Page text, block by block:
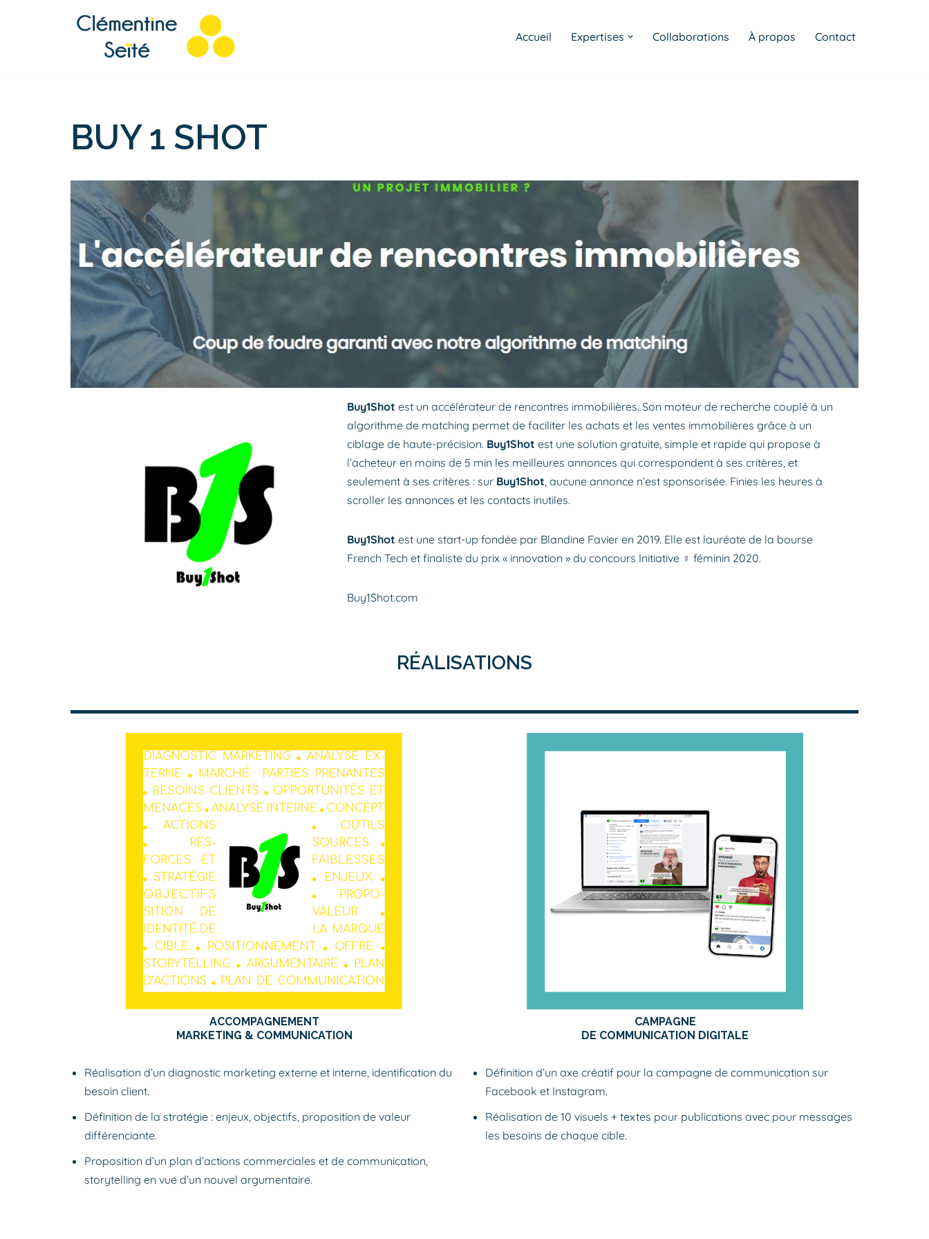
Accueil Expertises Collaborations À propos Contact
BUY 1 SHOT
Buy1Shot est un accélérateur de rencontres immobilières. Son moteur de recherche couplé à un
algorithme de matching permet de faciliter les achats et les ventes immobilières grâce à un
ciblage de haute-précision. Buy1Shot est une solution gratuite, simple et rapide qui propose à
l’acheteur en moins de 5 min les meilleures annonces qui correspondent à ses critères, et
seulement à ses critères : sur Buy1Shot , aucune annonce n’est sponsorisée. Finies les heures à
scroller les annonces et les contacts inutiles.
Buy1Shot est une start-up fondée par Blandine Favier en 2019. Elle est lauréate de la bourse
French Tech et finaliste du prix « innovation » du concours Initiative ♀ féminin 2020.
Buy1Shot.com
RÉALISATIONS
ACCOMPAGNEMENT
MARKETING & COMMUNICATION
Réalisation d’un diagnostic marketing externe et interne, identification du
besoin client.
Définition de la stratégie : enjeux, objectifs, proposition de valeur
différenciante.
Proposition d’un plan d’actions commerciales et de communication,
storytelling en vue d’un nouvel argumentaire.
CAMPAGNE
DE COMMUNICATION DIGITALE
Définition d’un axe créatif pour la campagne de communication sur
Facebook et Instagram.
Réalisation de 10 visuels + textes pour publications avec pour messages
les besoins de chaque cible.